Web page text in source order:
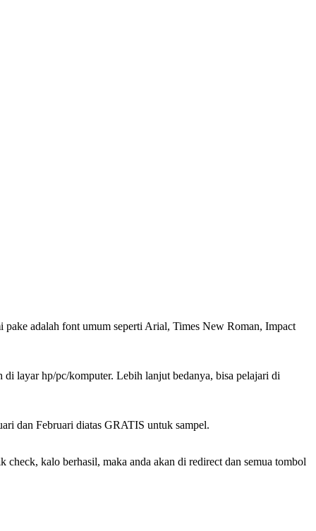
adalah font umum seperti Arial, Times New Roman, Impact
layar hp/pc/komputer. Lebih lanjut bedanya, bisa pelajari di
dan Februari diatas GRATIS untuk sampel.
kalo berhasil, maka anda akan di redirect dan semua tombol